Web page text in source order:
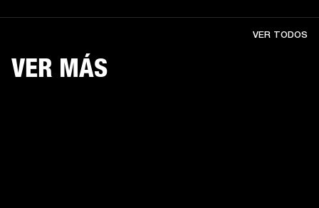
VER MÁS
VER TODOS